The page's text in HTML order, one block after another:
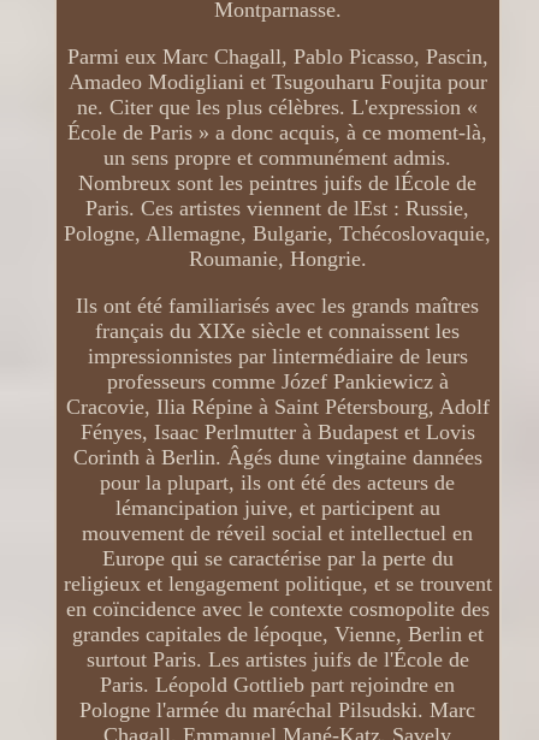
Montparnasse.
Parmi eux Marc Chagall, Pablo Picasso, Pascin,
Amadeo Modigliani et Tsugouharu Foujita pour
ne. Citer que les plus célèbres. L'expression «
École de Paris » a donc acquis, à ce moment-là,
un sens propre et communément admis.
Nombreux sont les peintres juifs de lÉcole de
Paris. Ces artistes viennent de lEst : Russie,
Pologne, Allemagne, Bulgarie, Tchécoslovaquie,
Roumanie, Hongrie.
Ils ont été familiarisés avec les grands maîtres
français du XIXe siècle et connaissent les
impressionnistes par lintermédiaire de leurs
professeurs comme Józef Pankiewicz à
Cracovie, Ilia Répine à Saint Pétersbourg, Adolf
Fényes, Isaac Perlmutter à Budapest et Lovis
Corinth à Berlin. Âgés dune vingtaine dannées
pour la plupart, ils ont été des acteurs de
lémancipation juive, et participent au
mouvement de réveil social et intellectuel en
Europe qui se caractérise par la perte du
religieux et lengagement politique, et se trouvent
en coïncidence avec le contexte cosmopolite des
grandes capitales de lépoque, Vienne, Berlin et
surtout Paris. Les artistes juifs de l'École de
Paris. Léopold Gottlieb part rejoindre en
Pologne l'armée du maréchal Pilsudski. Marc